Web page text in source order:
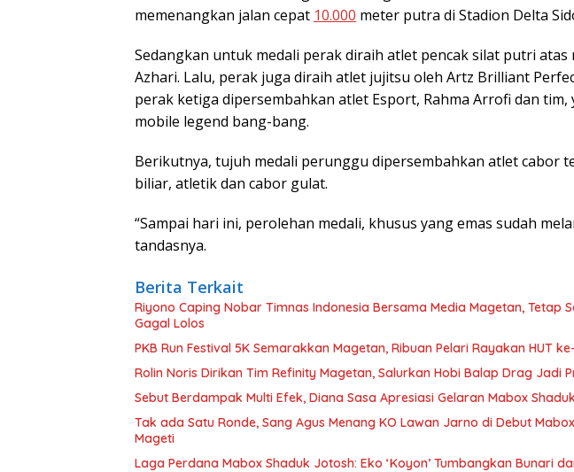
memenangkan jalan cepat 10.000 meter putra di Stadion Delta
Sedangkan untuk medali perak diraih atlet pencak silat putri atas
Azhari. Lalu, perak juga diraih atlet jujitsu oleh Artz Brilliant
perak ketiga dipersembahkan atlet Esport, Rahma Arrofi dan
mobile legend bang-bang.
Berikutnya, tujuh medali perunggu dipersembahkan atlet cabor
biliar, atletik dan cabor gulat.
“Sampai hari ini, perolehan medali, khusus yang emas sudah
tandasnya.
Berita Terkait
Riyono Caping Nobar Timnas Indonesia Bersama Media Magetan, Tetap
Gagal Lolos
PKB Run Festival 5K Semarakkan Magetan, Ribuan Pelari Rayakan HUT
Rolin Noris Dirikan Tim Refinity Magetan, Salurkan Hobi Balap Drag Jadi
Sebut Berdampak Multi Efek, Diana Sasa Apresiasi Gelaran Mabox
Tak ada Satu Ronde, Sang Agus Menang KO Lawan Jarno di Debut
Mageti
Laga Perdana Mabox Shaduk Jotosh: Eko ‘Koyon’ Tumbangkan Bunari